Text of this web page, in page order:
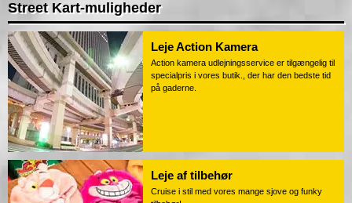
Street Kart-muligheder
Leje Action Kamera
Action kamera udlejningsservice er tilgængelig til
specialpris i vores butik., der har den bedste tid
på gaderne.
Leje af tilbehør
Cruise i stil med vores mange sjove og funky